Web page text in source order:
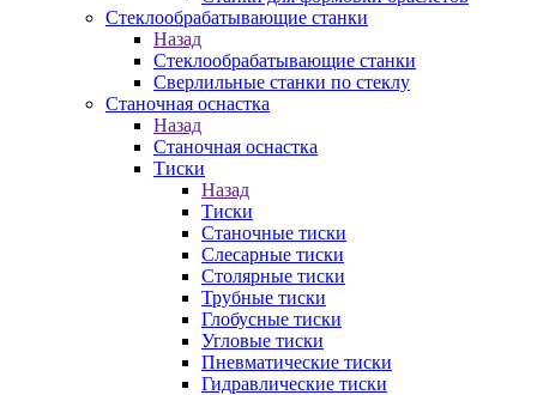
Стеклообрабатывающие станки
Назад
Стеклообрабатывающие станки
Сверлильные станки по стеклу
Станочная оснастка
Назад
Станочная оснастка
Тиски
Назад
Тиски
Станочные тиски
Слесарные тиски
Столярные тиски
Трубные тиски
Глобусные тиски
Угловые тиски
Пневматические тиски
Гидравлические тиски